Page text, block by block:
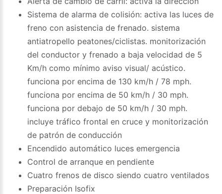
Sistema de alarma de colisión: activa las luces de
freno con asistencia de frenado. sistema
antiatropello peatones/ciclistas. monitorización
del conductor y frenado a baja velocidad de 5
Km/h como mínimo aviso visual/ acústico.
funciona por encima de 130 km/h / 78 mph.
funciona por encima de 50 km/h / 30 mph.
funciona por debajo de 50 km/h / 30 mph.
incluye tráfico frontal en cruce y monitorización
de patrón de conducción
Encendido automático luces emergencia
Control de arranque en pendiente
Cuatro frenos de disco siendo cuatro ventilados
Preparación Isofix